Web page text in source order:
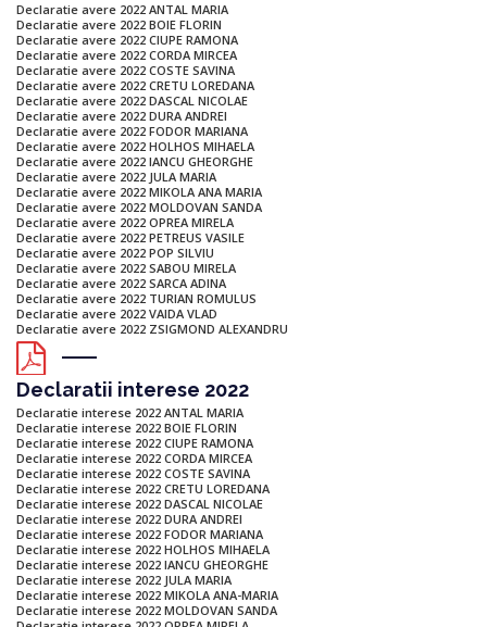
Declaratie avere 2022 ANTAL MARIA
Declaratie avere 2022 BOIE FLORIN
Declaratie avere 2022 CIUPE RAMONA
Declaratie avere 2022 CORDA MIRCEA
Declaratie avere 2022 COSTE SAVINA
Declaratie avere 2022 CRETU LOREDANA
Declaratie avere 2022 DASCAL NICOLAE
Declaratie avere 2022 DURA ANDREI
Declaratie avere 2022 FODOR MARIANA
Declaratie avere 2022 HOLHOS MIHAELA
Declaratie avere 2022 IANCU GHEORGHE
Declaratie avere 2022 JULA MARIA
Declaratie avere 2022 MIKOLA ANA MARIA
Declaratie avere 2022 MOLDOVAN SANDA
Declaratie avere 2022 OPREA MIRELA
Declaratie avere 2022 PETREUS VASILE
Declaratie avere 2022 POP SILVIU
Declaratie avere 2022 SABOU MIRELA
Declaratie avere 2022 SARCA ADINA
Declaratie avere 2022 TURIAN ROMULUS
Declaratie avere 2022 VAIDA VLAD
Declaratie avere 2022 ZSIGMOND ALEXANDRU
Declaratii interese 2022
Declaratie interese 2022 ANTAL MARIA
Declaratie interese 2022 BOIE FLORIN
Declaratie interese 2022 CIUPE RAMONA
Declaratie interese 2022 CORDA MIRCEA
Declaratie interese 2022 COSTE SAVINA
Declaratie interese 2022 CRETU LOREDANA
Declaratie interese 2022 DASCAL NICOLAE
Declaratie interese 2022 DURA ANDREI
Declaratie interese 2022 FODOR MARIANA
Declaratie interese 2022 HOLHOS MIHAELA
Declaratie interese 2022 IANCU GHEORGHE
Declaratie interese 2022 JULA MARIA
Declaratie interese 2022 MIKOLA ANA-MARIA
Declaratie interese 2022 MOLDOVAN SANDA